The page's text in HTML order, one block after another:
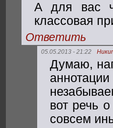
А для вас
классовая
Ответить
05.05.2013 - 21:22
Думаю,
вот речь
совсем